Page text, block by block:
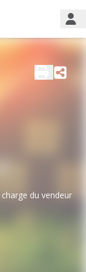
du vendeur